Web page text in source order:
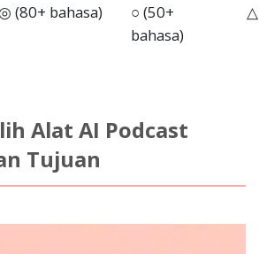
◎ (80+ bahasa)
○ (50+
bahasa)
△
Alat AI Podcast
Tujuan